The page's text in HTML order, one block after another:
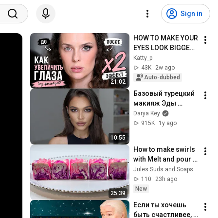
Sign in
21:02
HOW TO MAKE YOUR
EYES LOOK BIGGER |
EYE MAKEUP
Katty_p
43K
2w ago
Auto-dubbed
10:55
Базовый турецкий
макияж Эды
Йылдыз
(Постучись в Мою
Darya Key
915K
1y ago
25:39
How to make swirls
with Melt and pour
soap -
#meltandpour
#soap #diysoap
Jules Suds and Soaps
110
23h ago
New
Если ты хочешь
быть счастливее,